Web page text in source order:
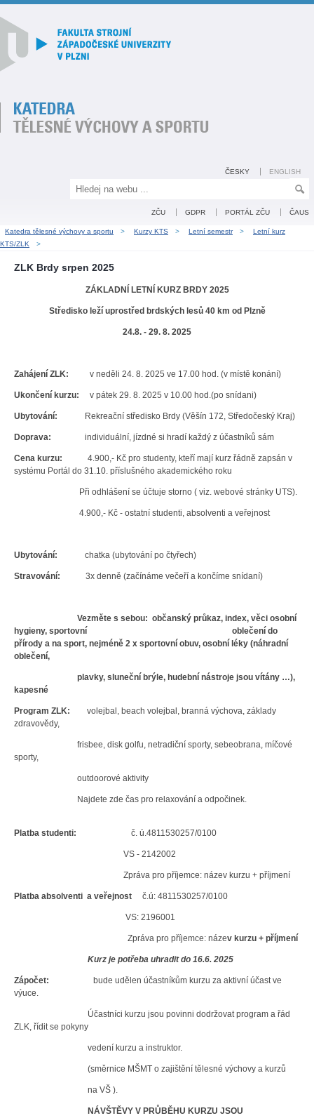
ČESKY ENGLISH
ZČU GDPR PORTÁL ZČU ČAUS
Katedra tělesné výchovy a sportu > Kurzy KTS > Letní semestr >
Letní kurz
KTS/ZLK
>
ZLK Brdy srpen 2025
ZÁKLADNÍ LETNÍ KURZ BRDY 2025
Středisko leží uprostřed brdských lesů 40 km od Plzně
24.8. - 29. 8. 2025
Zahájení ZLK: v neděli 24. 8. 2025 ve 17.00 hod. (v místě konání)
Ukončení kurzu: v pátek 29. 8. 2025 v 10.00 hod.(po snídani)
Ubytování: Rekreační středisko Brdy (Věšín 172, Středočeský Kraj)
Doprava: individuální, jízdné si hradí každý z účastníků sám
Cena kurzu: 4.900,- Kč pro studenty, kteří mají kurz řádně zapsán v
systému Portál do 31.10. příslušného akademického roku
Při odhlášení se účtuje storno ( viz. webové stránky UTS).
4.900,- Kč - ostatní studenti, absolventi a veřejnost
Ubytování: chatka (ubytování po čtyřech)
Stravování: 3x denně (začínáme večeří a končíme snídaní)
Vezměte s sebou: občanský průkaz, index, věci osobní
hygieny, sportovní oblečení do
přírody a na sport, nejméně 2 x sportovní obuv, osobní léky (náhradní
oblečení,
plavky, sluneční brýle, hudební nástroje jsou vítány …),
kapesné
Program ZLK: volejbal, beach volejbal, branná výchova, základy
zdravovědy,
frisbee, disk golfu, netradiční sporty, sebeobrana, míčové
sporty,
outdoorové aktivity
Najdete zde čas pro relaxování a odpočinek.
Platba studenti: č. ú.4811530257/0100
VS - 2142002
Zpráva pro příjemce: název kurzu + příjmení
Platba absolventi a veřejnost č.ú: 4811530257/0100
VS: 2196001
Zpráva pro příjemce: název kurzu + příjmení
Kurz je potřeba uhradit do 16.6. 2025
Zápočet: bude udělen účastníkům kurzu za aktivní účast ve
výuce.
Účastníci kurzu jsou povinni dodržovat program a řád
ZLK, řídit se pokyny
vedení kurzu a instruktor.
(směrnice MŠMT o zajištění tělesné výchovy a kurzů
na VŠ ).
NÁVŠTĚVY V PRŮBĚHU KURZU JSOU